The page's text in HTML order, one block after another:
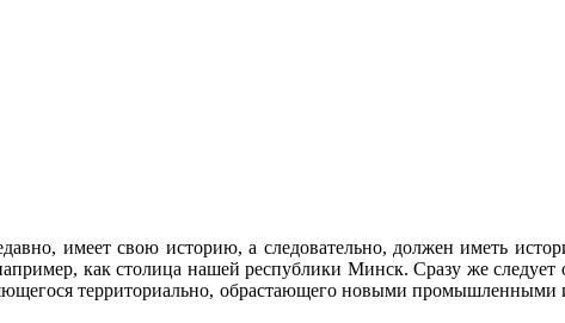
имеет свою историю, а следовательно, должен иметь
как столица нашей республики Минск. Сразу же следует
территориально, обрастающего новыми